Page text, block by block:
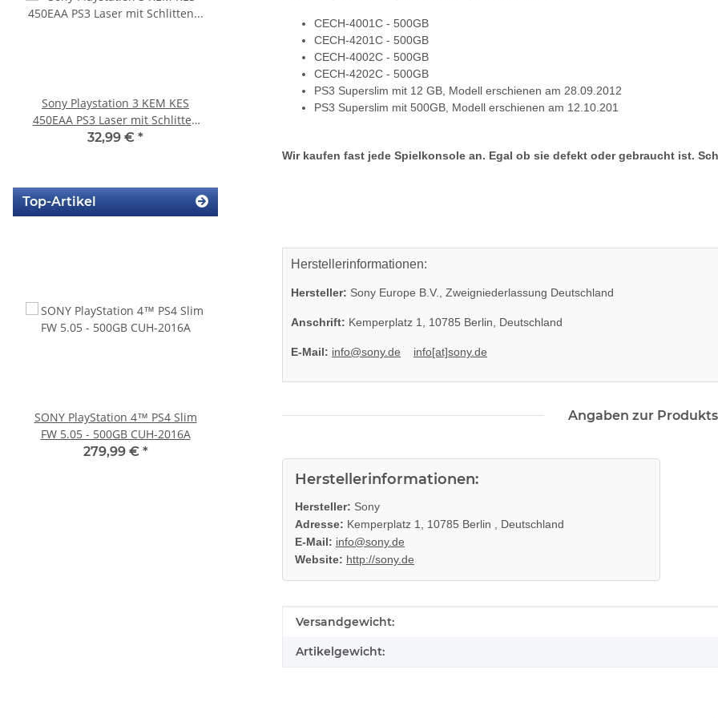
CECH-4001C - 500GB
CECH-4201C - 500GB
CECH-4002C - 500GB
CECH-4202C - 500GB
PS3 Superslim mit 12 GB, Modell erschienen am 28.09.2012
PS3 Superslim mit 500GB, Modell erschienen am 12.10.201
Wir kaufen fast jede Spielkonsole an. Egal ob sie defekt oder gebraucht ist.
Herstellerinformationen:
Hersteller: Sony Europe B.V., Zweigniederlassung Deutschland
Anschrift: Kemperplatz 1, 10785 Berlin, Deutschland
E-Mail: info@sony.de info[at]sony.de
Angaben zur
Herstellerinformationen:
Hersteller: Sony
Adresse: Kemperplatz 1, 10785 Berlin , Deutschland
E-Mail: info@sony.de
Website: http://sony.de
Produkteigenschaft
Wert
Versandgewicht:
Artikelgewicht:
Sony Playstation 3 KEM KES
450EAA PS3 Laser mit Schlitten
Blu-Ray Laufwerk gebraucht
32,99 € *
KEM 450DAA Laufwerk ohne
SONY PS3 Slim Netzteil EADP
Top-Artikel
SONY PlayStation 4™ PS4 Slim
FW 5.05 - 500GB CUH-2016A
279,99 € *
Original Microsoft XBOX 360 Slim
Sony PlayStation 5 - Ps5 Konsole -
SONY